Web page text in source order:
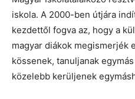
iskola. A 2000-ben útjára
kezdettől fogva az, hogy a
magyar diákok megismerjék
kössenek, tanuljanak
közelebb kerüljenek